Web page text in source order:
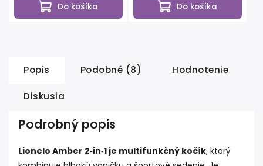
Do košíka Do košíka
Popis Podobné (8) Hodnotenie
Diskusia
Podrobný popis
Lionelo Amber 2‑in‑1 je multifunkčný kočík, ktorý